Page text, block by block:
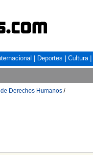
Deportes Cultura|
Derechos Humanos /